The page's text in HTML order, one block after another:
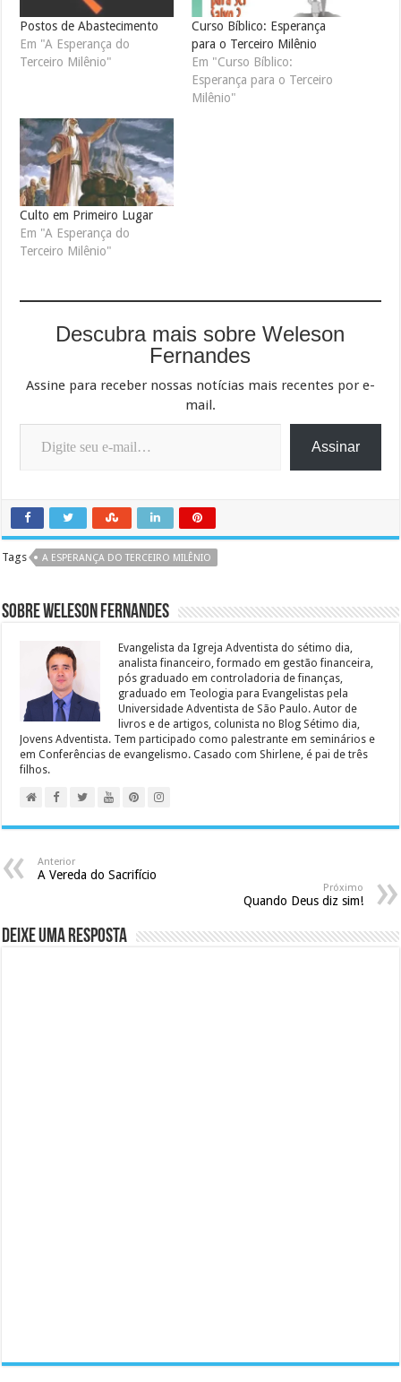
Postos de Abastecimento
Em "A Esperança do
Terceiro Milênio"
Curso Bíblico: Esperança
para o Terceiro Milênio
Em "Curso Bíblico:
Esperança para o Terceiro
Milênio"
Culto em Primeiro Lugar
Em "A Esperança do
Terceiro Milênio"
Descubra mais sobre Weleson
Fernandes
Assine para receber nossas notícias mais recentes por e-
mail.
Digite seu e-mail…
Assinar
Tags A ESPERANÇA DO TERCEIRO MILÊNIO
Sobre Weleson Fernandes
Evangelista da Igreja Adventista do sétimo dia,
analista financeiro, formado em gestão financeira,
pós graduado em controladoria de finanças,
graduado em Teologia para Evangelistas pela
Universidade Adventista de São Paulo. Autor de
livros e de artigos, colunista no Blog Sétimo dia,
Jovens Adventista. Tem participado como palestrante em seminários e
em Conferências de evangelismo. Casado com Shirlene, é pai de três
filhos.
Anterior
A Vereda do Sacrifício
Próximo
Quando Deus diz sim!
Deixe uma resposta